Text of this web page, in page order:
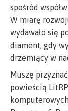
spośród
W miarę
wydawało się
diament, gdy
drzemiący w
Muszę
powieścią